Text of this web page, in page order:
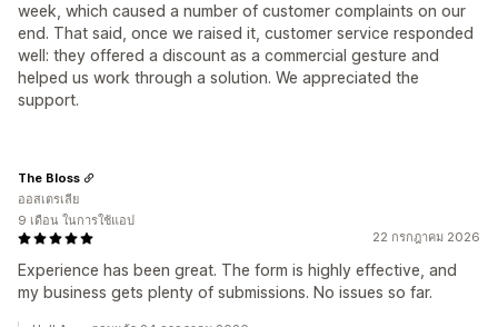
week, which caused a number of customer complaints on our
end. That said, once we raised it, customer service responded
well: they offered a discount as a commercial gesture and
helped us work through a solution. We appreciated the
support.
22 กรกฎาคม 2026
Experience has been great. The form is highly effective, and
my business gets plenty of submissions. No issues so far.
The Bloss
ออสเตรเลีย
9 เดือน ในการใช้แอป